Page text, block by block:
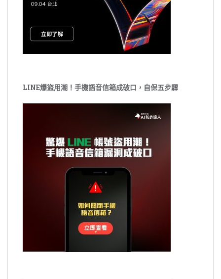
LINE爆盜用潮！手機語音信箱成破口，自保五步驟